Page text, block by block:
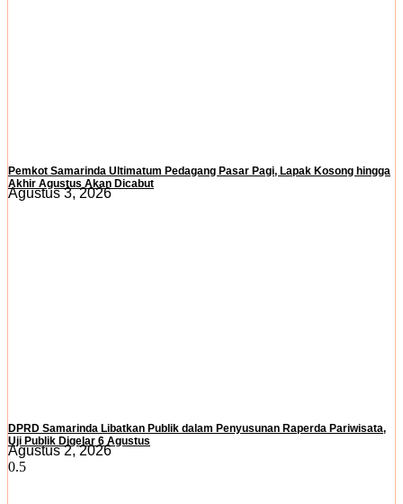
Pemkot Samarinda Ultimatum Pedagang Pasar Pagi, Lapak Kosong hingga
Akhir Agustus Akan Dicabut
Agustus 3, 2026
DPRD Samarinda Libatkan Publik dalam Penyusunan Raperda Pariwisata,
Uji Publik Digelar 6 Agustus
Agustus 2, 2026